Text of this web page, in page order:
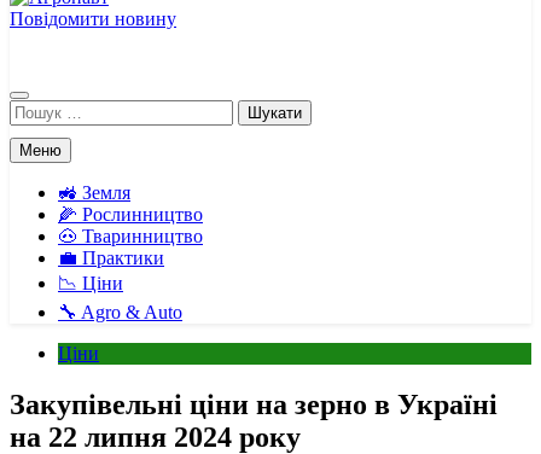
Повідомити новину
Пошук:
Меню
🚜 Земля
🌽 Рослинництво
🐽 Тваринництво
💼 Практики
📉 Ціни
🔧 Agro & Auto
Ціни
Закупівельні ціни на зерно в Україні
на 22 липня 2024 року